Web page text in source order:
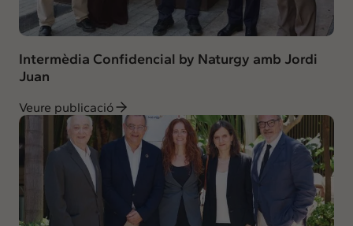
Intermèdia Confidencial by Naturgy amb Jordi
Juan
Veure publicació